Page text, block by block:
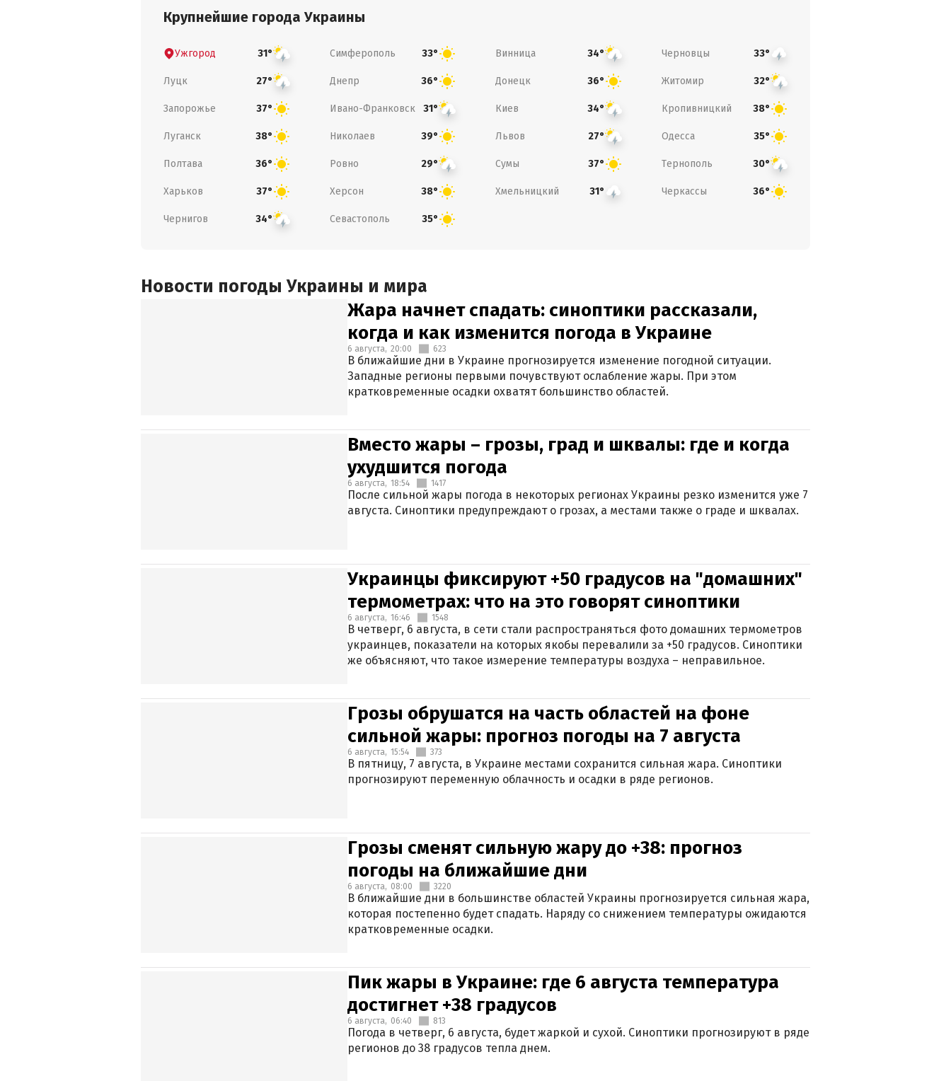
Крупнейшие города Украины
Ужгород 31° Симферополь 33° Винница 34° Черновцы 33°
Луцк 27° Днепр 36° Донецк 36° Житомир 32°
Запорожье 37° Ивано-Франковск 31° Киев 34° Кропивницкий 38°
Луганск 38° Николаев 39° Львов 27° Одесса 35°
Полтава 36° Ровно 29° Сумы 37° Тернополь 30°
Харьков 37° Херсон 38° Хмельницкий 31° Черкассы 36°
Чернигов 34° Севастополь 35°
Новости погоды Украины и мира
Жара начнет спадать: синоптики рассказали,
когда и как изменится погода в Украине
6 августа, 20:00 623
В ближайшие дни в Украине прогнозируется изменение погодной ситуации.
Западные регионы первыми почувствуют ослабление жары. При этом
кратковременные осадки охватят большинство областей.
Вместо жары – грозы, град и шквалы: где и когда
ухудшится погода
6 августа, 18:54 1417
После сильной жары погода в некоторых регионах Украины резко изменится уже 7
августа. Синоптики предупреждают о грозах, а местами также о граде и шквалах.
Украинцы фиксируют +50 градусов на "домашних"
термометрах: что на это говорят синоптики
6 августа, 16:46 1548
В четверг, 6 августа, в сети стали распространяться фото домашних термометров
украинцев, показатели на которых якобы перевалили за +50 градусов. Синоптики
же объясняют, что такое измерение температуры воздуха – неправильное.
Грозы обрушатся на часть областей на фоне
сильной жары: прогноз погоды на 7 августа
6 августа, 15:54 373
В пятницу, 7 августа, в Украине местами сохранится сильная жара. Синоптики
прогнозируют переменную облачность и осадки в ряде регионов.
Грозы сменят сильную жару до +38: прогноз
погоды на ближайшие дни
6 августа, 08:00 3220
В ближайшие дни в большинстве областей Украины прогнозируется сильная жара,
которая постепенно будет спадать. Наряду со снижением температуры ожидаются
кратковременные осадки.
Пик жары в Украине: где 6 августа температура
достигнет +38 градусов
6 августа, 06:40 813
Погода в четверг, 6 августа, будет жаркой и сухой. Синоптики прогнозируют в ряде
регионов до 38 градусов тепла днем.